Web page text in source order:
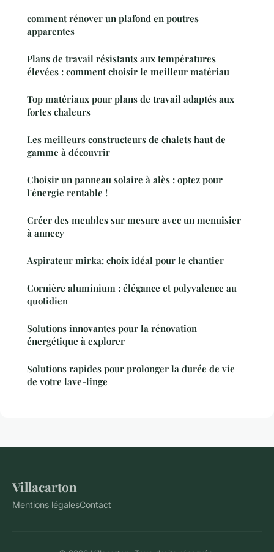
comment rénover un plafond en poutres
apparentes
Plans de travail résistants aux températures
élevées : comment choisir le meilleur matériau
Top matériaux pour plans de travail adaptés aux
fortes chaleurs
Les meilleurs constructeurs de chalets haut de
gamme à découvrir
Choisir un panneau solaire à alès : optez pour
l'énergie rentable !
Créer des meubles sur mesure avec un menuisier
à annecy
Aspirateur mirka: choix idéal pour le chantier
Cornière aluminium : élégance et polyvalence au
quotidien
Solutions innovantes pour la rénovation
énergétique à explorer
Solutions rapides pour prolonger la durée de vie
de votre lave-linge
Villacarton
Mentions légalesContact